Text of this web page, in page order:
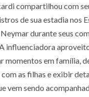
compartilhou com
de sua estadia nos
durante seus
influenciadora
momentos em família,
as filhas e exibir
vem sendo